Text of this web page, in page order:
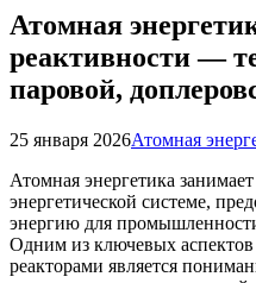
Атомная
реактивности —
паровой,
25 января 2026Атомная
Атомная энергетика
энергетической системе,
энергию для
Одним из ключевых
реакторами является